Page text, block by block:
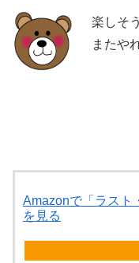
楽しそう
またや
Amazonで「ラスト
を見る